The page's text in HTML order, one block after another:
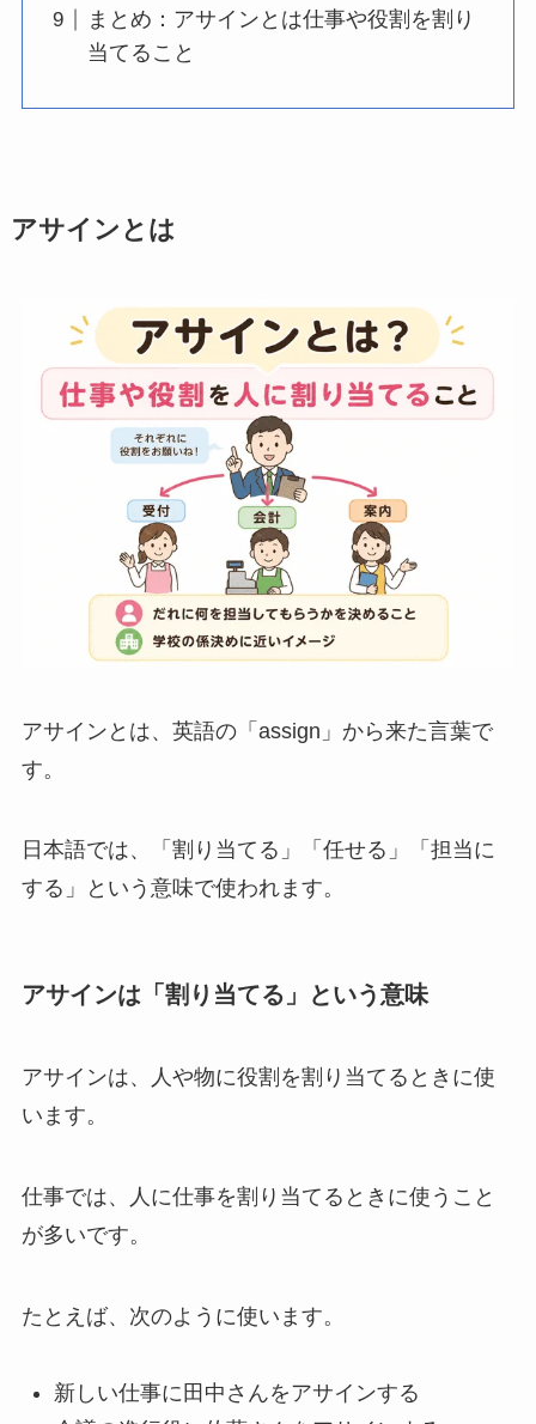
まとめ：アサインとは仕事や役割を割り
当てること
アサインとは
アサインとは、英語の「assign」から来た言葉で
す。
日本語では、「割り当てる」「任せる」「担当に
する」という意味で使われます。
アサインは「割り当てる」という意味
アサインは、人や物に役割を割り当てるときに使
います。
仕事では、人に仕事を割り当てるときに使うこと
が多いです。
たとえば、次のように使います。
新しい仕事に田中さんをアサインする